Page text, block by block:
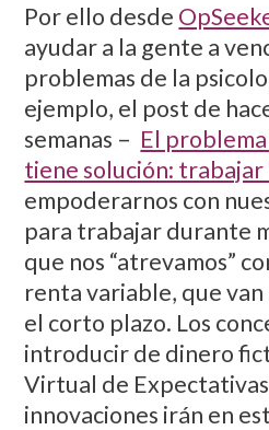
Por ello desde
ayudar a la gente a
problemas de la
ejemplo, el post de
semanas – El
tiene solución: trabajar
empoderarnos con
para trabajar durante
que nos “atrevamos”
renta variable, que
el corto plazo. Los
introducir de dinero
Virtual de
innovaciones irán en